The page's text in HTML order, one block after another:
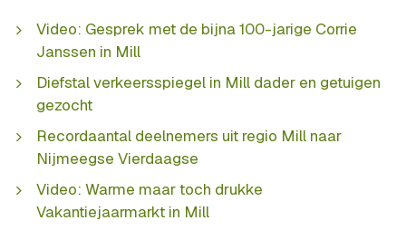
Video: Gesprek met de bijna 100-jarige Corrie
Janssen in Mill
Diefstal verkeersspiegel in Mill dader en getuigen
gezocht
Recordaantal deelnemers uit regio Mill naar
Nijmeegse Vierdaagse
Video: Warme maar toch drukke
Vakantiejaarmarkt in Mill